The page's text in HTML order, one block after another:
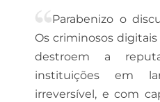
Parabenizo o
Os criminosos
destroem a
instituições em
irreversível, e com